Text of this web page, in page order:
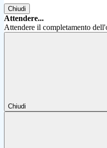
Chiudi
Attendere...
Attendere il completamento
Chiudi